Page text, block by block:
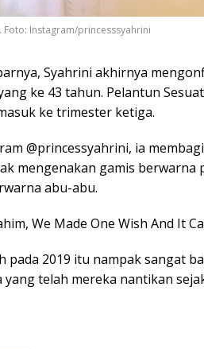
Foto: Instagram/princesssyahrini
Syahrini akhirnya
ke 43 tahun. Pelantun
ke trimester ketiga.
@princessyahrini, ia
mengenakan gamis berwarna
abu-abu.
We Made One Wish And It
pada 2019 itu nampak sangat
telah mereka nantikan